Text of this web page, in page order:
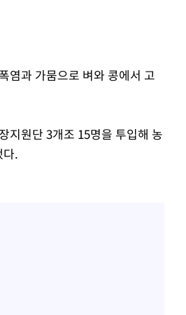
염과 가뭄으로 벼와 콩에서 고
지원단 3개조 15명을 투입해 농
다.